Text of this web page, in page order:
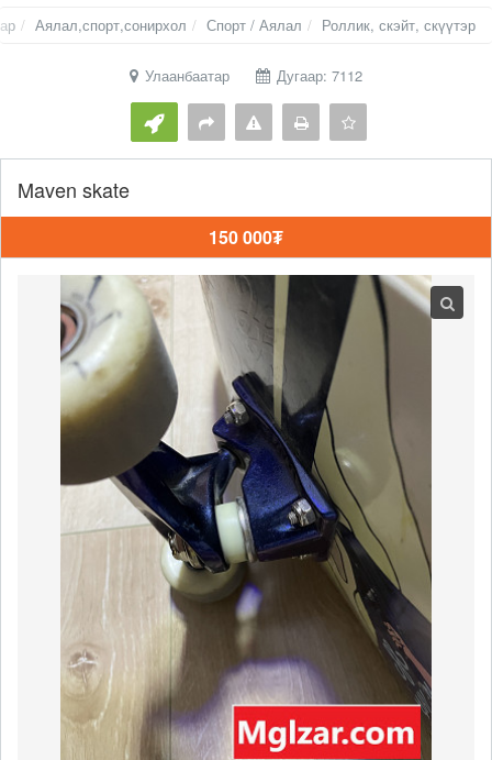
Аялал,спорт,сонирхол Спорт / Аялал Роллик, скэйт, скүүтэр
Улаанбаатар Дугаар: 7112
Maven skate
150 000₮